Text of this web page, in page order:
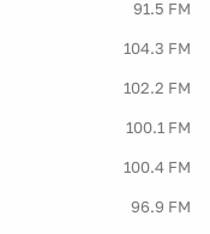
91.5 FM
104.3 FM
102.2 FM
100.1 FM
100.4 FM
96.9 FM